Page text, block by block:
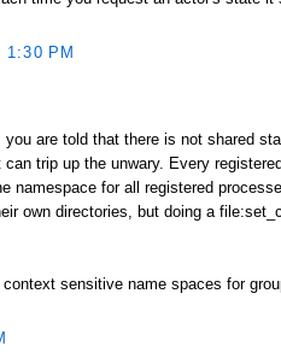
PM
are told that there is not shared
trip up the unwary. Every
namespace for all registered
own directories, but doing a
sensitive name spaces for